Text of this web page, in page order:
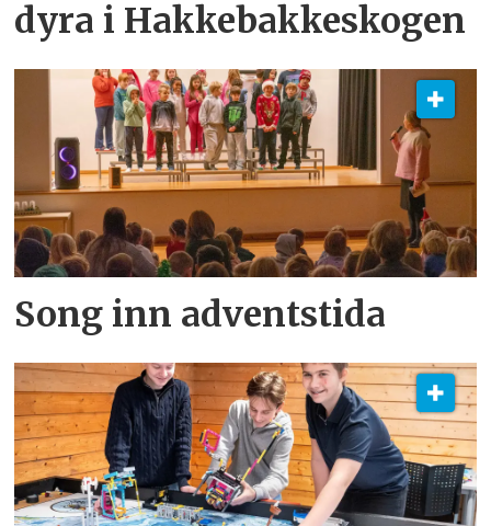
dyra i Hakkebakkeskogen
Song inn adventstida